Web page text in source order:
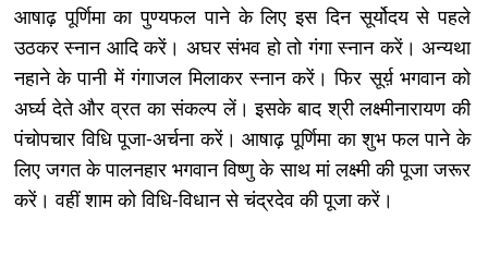
आषाढ़ पूर्णिमा का पुण्यफल पाने के लिए इस दिन सूर्योदय से पहले
उठकर स्नान आदि करें। अघर संभव हो तो गंगा स्नान करें। अन्यथा
नहाने के पानी में गंगाजल मिलाकर स्नान करें। फिर सूर्य़ भगवान को
अर्घ्य देते और व्रत का संकल्प लें। इसके बाद श्री लक्ष्मीनारायण की
पंचोपचार विधि पूजा-अर्चना करें। आषाढ़ पूर्णिमा का शुभ फल पाने के
लिए जगत के पालनहार भगवान विष्णु के साथ मां लक्ष्मी की पूजा जरूर
करें। वहीं शाम को विधि-विधान से चंद्रदेव की पूजा करें।